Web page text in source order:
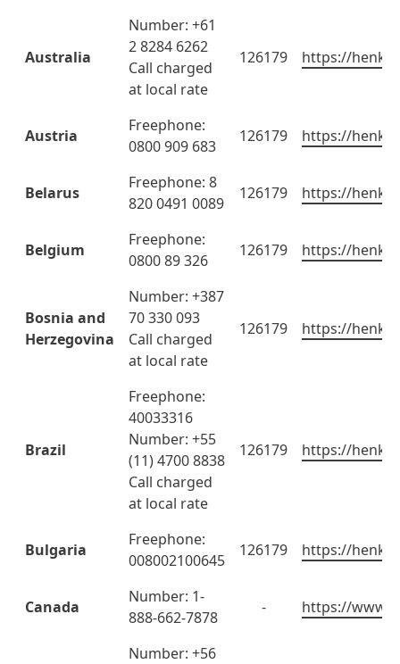
Australia
Number: +61
2 8284 6262
Call charged
at local rate
126179 https://
Austria
Freephone:
0800 909 683
126179 https://
Belarus
Freephone: 8
820 0491 0089
126179 https://
Belgium
Freephone:
0800 89 326
126179 https://
Bosnia and
Herzegovina
Number: +387
70 330 093
Call charged
at local rate
126179 https://
Brazil
Freephone:
40033316
Number: +55
(11) 4700 8838
Call charged
at local rate
126179 https://
Bulgaria
Freephone:
008002100645
126179 https://
Canada
Number: 1-
888-662-7878
- https://
Number: +56